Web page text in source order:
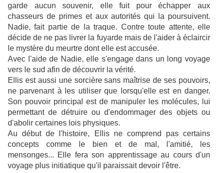
garde aucun souvenir, elle fuit pour échapper aux
chasseurs de primes et aux autorités qui la poursuivent.
Nadie, fait partie de la traque. Contre toute attente, elle
décide de ne pas livrer la fuyarde mais de l'aider à éclaircir
le mystère du meurtre dont elle est accusée.
Avec l'aide de Nadie, elle s'engage dans un long voyage
vers le sud afin de découvrir la vérité.
Ellis est aussi une sorcière sans maîtrise de ses pouvoirs,
ne parvenant à les utiliser que lorsqu'elle est en danger.
Son pouvoir principal est de manipuler les molécules, lui
permettant de détruire ou d'endommager des objets ou
d'abolir certaines lois physiques.
Au début de l'histoire, Ellis ne comprend pas certains
concepts comme le bien et de mal, l'amitié, les
mensonges... Elle fera son apprentissage au cours d'un
voyage plus initiatique qu'il paraissait devoir l'être.